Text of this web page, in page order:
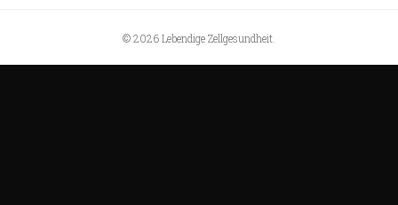
© 2026 Lebendige Zellgesundheit.